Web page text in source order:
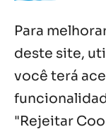
Para
deste site,
você terá
"Rejeitar
7 ago,
Es de
7 ago,